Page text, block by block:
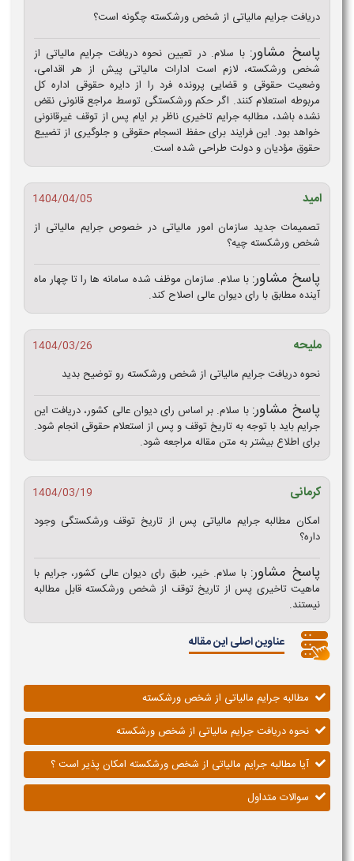
دریافت جرایم مالیاتی از شخص ورشکسته چگونه است؟
پاسخ مشاور: با سلام. در تعیین نحوه دریافت جرایم مالیاتی از
شخص ورشکسته، لازم است ادارات مالیاتی پیش از هر اقدامی،
وضعیت حقوقی و قضایی پرونده فرد را از دایره حقوقی اداره کل
مربوطه استعلام کنند. اگر حکم ورشکستگی توسط مراجع قانونی نقض
نشده باشد، مطالبه جرایم تاخیری ناظر بر ایام پس از توقف غیرقانونی
خواهد بود. این فرایند برای حفظ انسجام حقوقی و جلوگیری از تضییع
حقوق مؤدیان و دولت طراحی شده است.
امید
1404/04/05
تصمیمات جدید سازمان امور مالیاتی در خصوص جرایم مالیاتی از
شخص ورشکسته چیه؟
پاسخ مشاور: با سلام. سازمان موظف شده سامانه‌ ها را تا چهار ماه
آینده مطابق با رای دیوان عالی اصلاح کند.
ملیحه
1404/03/26
نحوه دریافت جرایم مالیاتی از شخص ورشکسته رو توضیح بدید
پاسخ مشاور: با سلام. بر اساس رای دیوان عالی کشور، دریافت این
جرایم باید با توجه به تاریخ توقف و پس از استعلام حقوقی انجام شود.
برای اطلاع بیشتر به متن مقاله مراجعه شود.
کرمانی
1404/03/19
امکان مطالبه جرایم مالیاتی پس از تاریخ توقف ورشکستگی وجود
داره؟
پاسخ مشاور: با سلام. خیر، طبق رای دیوان عالی کشور، جرایم با
ماهیت تاخیری پس از تاریخ توقف از شخص ورشکسته قابل مطالبه
نیستند.
عناوین اصلی این مقاله
مطالبه جرایم مالیاتی از شخص ورشکسته
نحوه دریافت جرایم مالیاتی از شخص ورشکسته
آیا مطالبه جرایم مالیاتی از شخص ورشکسته امکان پذیر است ؟
سوالات متداول